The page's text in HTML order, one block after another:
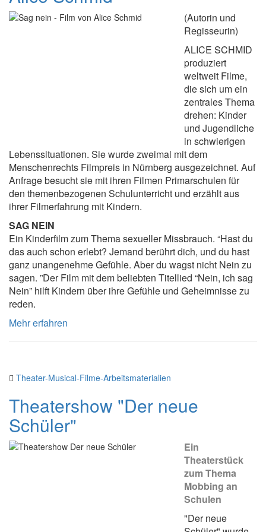
(Autorin und
Regisseurin)
ALICE SCHMID
produziert
weltweit Filme,
die sich um ein
zentrales Thema
drehen: Kinder
und Jugendliche
in schwierigen
Lebenssituationen. Sie wurde zweimal mit dem
Menschenrechts Filmpreis in Nürnberg ausgezeichnet. Auf
Anfrage besucht sie mit ihren Filmen Primarschulen für
den themenbezogenen Schulunterricht und erzählt aus
ihrer Filmerfahrung mit Kindern.
SAG NEIN
Ein Kinderfilm zum Thema sexueller Missbrauch. “Hast du
das auch schon erlebt? Jemand berührt dich, und du hast
ganz unangenehme Gefühle. Aber du wagst nicht Nein zu
sagen. ”Der Film mit dem beliebten Titellied “Nein, ich sag
Nein” hilft Kindern über ihre Gefühle und Geheimnisse zu
reden.
Mehr erfahren
Theater-Musical-Filme-Arbeitsmaterialien
Theatershow "Der neue
Schüler"
Ein
Theaterstück
zum Thema
Mobbing an
Schulen
"Der neue